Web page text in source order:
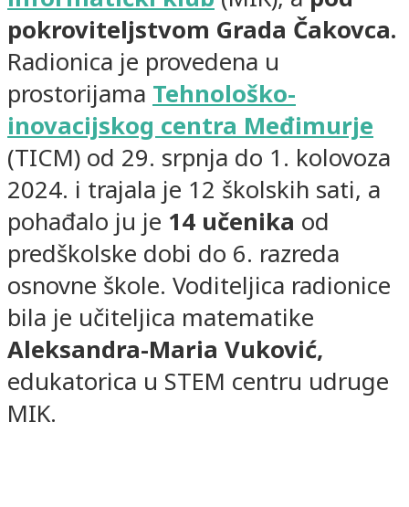
pokroviteljstvom Grada Čakovca.
Radionica je provedena u
prostorijama Tehnološko-
inovacijskog centra Međimurje
(TICM) od 29. srpnja do 1. kolovoza
2024. i trajala je 12 školskih sati, a
pohađalo ju je 14 učenika od
predškolske dobi do 6. razreda
osnovne škole. Voditeljica radionice
bila je učiteljica matematike
Aleksandra-Maria Vuković,
edukatorica u STEM centru udruge
MIK.